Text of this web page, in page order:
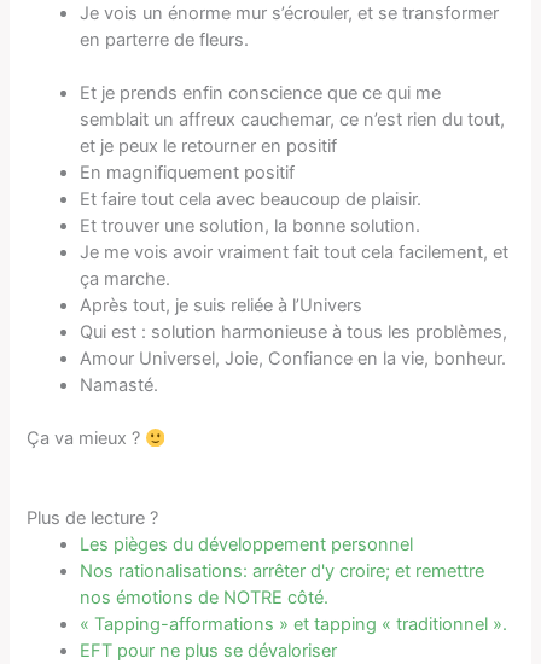
Je vois un énorme mur s’écrouler, et se transformer
en parterre de fleurs.
Et je prends enfin conscience que ce qui me
semblait un affreux cauchemar, ce n’est rien du tout,
et je peux le retourner en positif
En magnifiquement positif
Et faire tout cela avec beaucoup de plaisir.
Et trouver une solution, la bonne solution.
Je me vois avoir vraiment fait tout cela facilement, et
ça marche.
Après tout, je suis reliée à l’Univers
Qui est : solution harmonieuse à tous les problèmes,
Amour Universel, Joie, Confiance en la vie, bonheur.
Namasté.
Ça va mieux ?
Plus de lecture ?
Les pièges du développement personnel
Nos rationalisations: arrêter d'y croire; et remettre
nos émotions de NOTRE côté.
« Tapping-afformations » et tapping « traditionnel ».
EFT pour ne plus se dévaloriser